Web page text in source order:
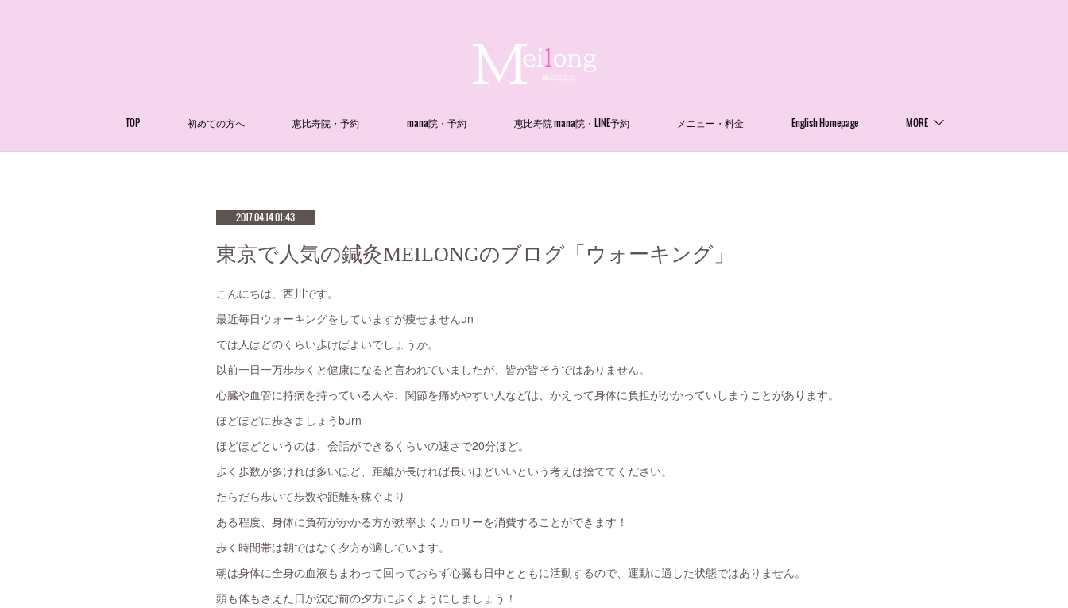
TOP 初めての方へ 恵比寿院・予約 mana院・予約 恵比寿院 mana院・LINE予約 メニュー・料金 English Homepage MORE
2017.04.14 01:43
東京で人気の鍼灸MEILONGのブログ「ウォーキング」
こんにちは、西川です。
最近毎日ウォーキングをしていますが痩せませんun
では人はどのくらい歩けばよいでしょうか。
以前一日一万歩歩くと健康になると言われていましたが、皆が皆そうではありません。
心臓や血管に持病を持っている人や、関節を痛めやすい人などは、かえって身体に負担がかかっていしまうことがあります。
ほどほどに歩きましょうburn
ほどほどというのは、会話ができるくらいの速さで20分ほど。
歩く歩数が多ければ多いほど、距離が長ければ長いほどいいという考えは捨ててください。
だらだら歩いて歩数や距離を稼ぐより
ある程度、身体に負荷がかかる方が効率よくカロリーを消費することができます！
歩く時間帯は朝ではなく夕方が適しています。
朝は身体に全身の血液もまわって回っておらず心臓も日中とともに活動するので、運動に適した状態ではありません。
頭も体もさえた日が沈む前の夕方に歩くようにしましょう！